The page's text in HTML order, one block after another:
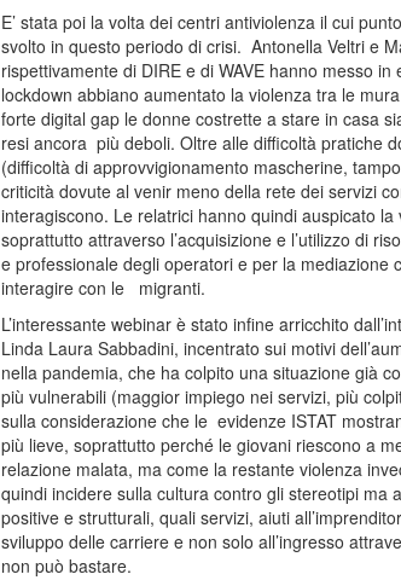
E’ stata poi la volta dei centri antiviolenza il cui
svolto in questo periodo di crisi. Antonella Veltri e
rispettivamente di DIRE e di WAVE hanno messo in
lockdown abbiano aumentato la violenza tra le
forte digital gap le donne costrette a stare in casa
resi ancora più deboli. Oltre alle difficoltà pratiche
(difficoltà di approvvigionamento mascherine,
criticità dovute al venir meno della rete dei servizi
interagiscono. Le relatrici hanno quindi auspicato
soprattutto attraverso l’acquisizione e l’utilizzo di
e professionale degli operatori e per la mediazione
interagire con le migranti.
L’interessante webinar è stato infine arricchito
Linda Laura Sabbadini, incentrato sui motivi
nella pandemia, che ha colpito una situazione già
più vulnerabili (maggior impiego nei servizi, più
sulla considerazione che le evidenze ISTAT
più lieve, soprattutto perché le giovani riescono a
relazione malata, ma come la restante violenza
quindi incidere sulla cultura contro gli stereotipi ma
positive e strutturali, quali servizi, aiuti
sviluppo delle carriere e non solo all’ingresso
non può bastare.